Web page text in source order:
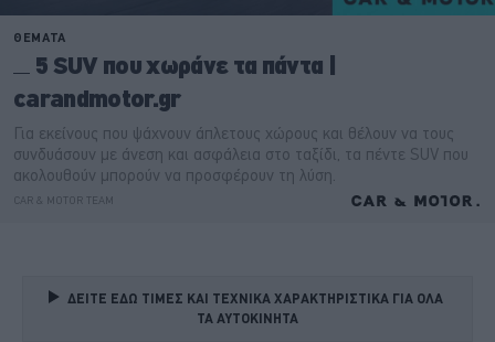
ΔΕΙΤΕ ΕΔΩ ΤΙΜΕΣ ΚΑΙ ΤΕΧΝΙΚΑ ΧΑΡΑΚΤΗΡΙΣΤΙΚΑ ΓΙΑ ΟΛΑ
ΤΑ ΑΥΤΟΚΙΝΗΤΑ